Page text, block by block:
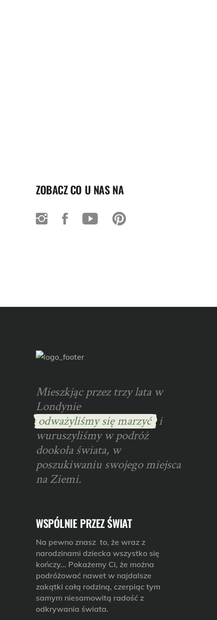
ZOBACZ CO U NAS NA
Mieszkjąc przez trzy lata w
Londynie
odważyliśmy się marzyć i
wuruszyliśmy w podróż
dookoła świata, w
poszukiwaniu swojego miejsca
na Ziemi.
WSPÓLNIE PRZEZ ŚWIAT
Na pewno znasz to, że wraz z
narodzinami dziecka wszystko się
kończy… Pokażemy Ci, że można
podróżować nawet w najdalsze
zakątki całą rodziną, czerpiąc tym
samym niesamowitą radość z
odkrywania świata.